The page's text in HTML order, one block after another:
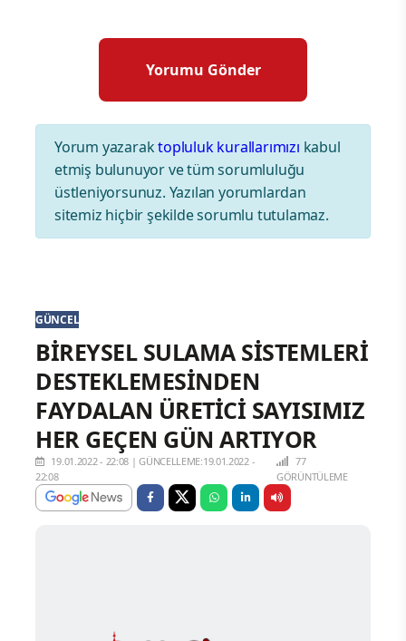
Yorum yazaraktopluluk kurallarımızı kabul
etmiş bulunuyor ve tüm sorumluluğu
üstleniyorsunuz. Yazılan yorumlardan
sitemiz hiçbir şekilde sorumlu tutulamaz.
GÜNCEL
BİREYSEL SULAMA SİSTEMLERİ
DESTEKLEMESİNDEN
FAYDALAN ÜRETİCİ SAYISIMIZ
HER GEÇEN GÜN ARTIYOR
19.01.2022 - 22:08 |GÜNCELLEME:19.01.2022 -
22:08
77
GÖRÜNTÜLEME